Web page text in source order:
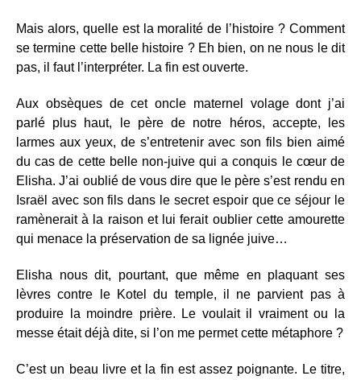
Mais alors, quelle est la moralité de l’histoire ? Comment
se termine cette belle histoire ? Eh bien, on ne nous le dit
pas, il faut l’interpréter. La fin est ouverte.
Aux obsèques de cet oncle maternel volage dont j’ai
parlé plus haut, le père de notre héros, accepte, les
larmes aux yeux, de s’entretenir avec son fils bien aimé
du cas de cette belle non-juive qui a conquis le cœur de
Elisha. J’ai oublié de vous dire que le père s’est rendu en
Israël avec son fils dans le secret espoir que ce séjour le
ramènerait à la raison et lui ferait oublier cette amourette
qui menace la préservation de sa lignée juive…
Elisha nous dit, pourtant, que même en plaquant ses
lèvres contre le Kotel du temple, il ne parvient pas à
produire la moindre prière. Le voulait il vraiment ou la
messe était déjà dite, si l’on me permet cette métaphore ?
C’est un beau livre et la fin est assez poignante. Le titre,